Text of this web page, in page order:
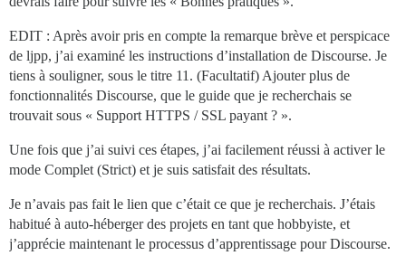
EDIT : Après avoir pris en compte la remarque brève et perspicace
de ljpp, j’ai examiné les instructions d’installation de Discourse. Je
tiens à souligner, sous le titre 11. (Facultatif) Ajouter plus de
fonctionnalités Discourse, que le guide que je recherchais se
trouvait sous « Support HTTPS / SSL payant ? ».
Une fois que j’ai suivi ces étapes, j’ai facilement réussi à activer le
mode Complet (Strict) et je suis satisfait des résultats.
Je n’avais pas fait le lien que c’était ce que je recherchais. J’étais
habitué à auto-héberger des projets en tant que hobbyiste, et
j’apprécie maintenant le processus d’apprentissage pour Discourse.